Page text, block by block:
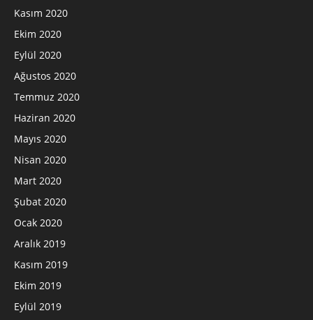
Kasım 2020
Ekim 2020
Eylül 2020
Ağustos 2020
Temmuz 2020
Haziran 2020
Mayıs 2020
Nisan 2020
Mart 2020
Şubat 2020
Ocak 2020
Aralık 2019
Kasım 2019
Ekim 2019
Eylül 2019